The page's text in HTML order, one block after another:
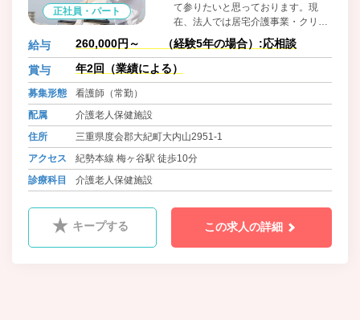
正社員・パート
て参りたいと思っております。現
在、法人では居宅介護事業・クリニ
ック等事業も多角的に展開してお
り、より良い社会を目指して邁進し
てまいります。
給与 260,000円～ （経験5年の場合）:応相談
賞与 年2回（業績による）
募集形態
看護師（常勤）
配属
介護老人保健施設
住所
三重県度会郡大紀町大内山2951-1
アクセス
紀勢本線 梅ヶ谷駅 徒歩10分
診療科目
介護老人保健施設
キープする この求人の詳細